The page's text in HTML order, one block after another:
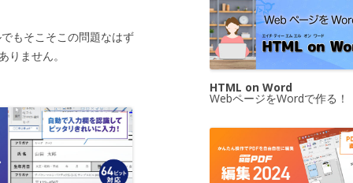
もそこそこの問題なはず
ません。
HTML on Word
WebページをWordで作る！